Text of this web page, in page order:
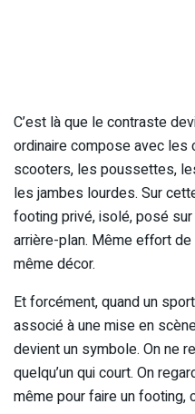
C’est là que le contraste
ordinaire compose avec
scooters, les poussettes,
les jambes lourdes. Sur
footing privé, isolé, posé
arrière-plan. Même effort
même décor.
Et forcément, quand un
associé à une mise en
devient un symbole. On ne
quelqu’un qui court. On
même pour faire un footing,